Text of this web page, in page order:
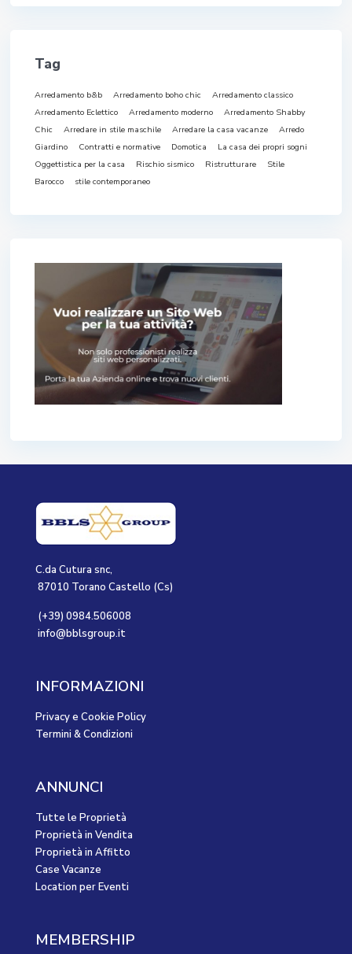
Tag
Arredamento b&b Arredamento boho chic
Arredamento classico
Arredamento Eclettico
Arredamento moderno
Arredamento Shabby
Chic
Arredare in stile maschile Arredare la casa vacanze
Arredo
Giardino
Contratti e normative Domotica
La casa dei propri sogni
Oggettistica per la casa
Rischio sismico Ristrutturare
Stile
Barocco
stile contemporaneo
C.da Cutura snc,
87010 Torano Castello (Cs)
(+39) 0984.506008
info@bblsgroup.it
INFORMAZIONI
Privacy e Cookie Policy
Termini & Condizioni
ANNUNCI
Tutte le Proprietà
Proprietà in Vendita
Proprietà in Affitto
Case Vacanze
Location per Eventi
MEMBERSHIP